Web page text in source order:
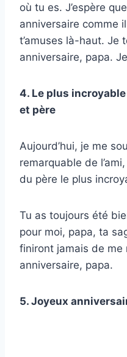
où tu es. J’espère
anniversaire comme
t’amuses là-haut. Je
anniversaire, papa.
4. Le plus
et père
Aujourd’hui, je me
remarquable de
du père le plus
Tu as toujours été
pour moi, papa, ta
finiront jamais de me
anniversaire, papa.
5. Joyeux